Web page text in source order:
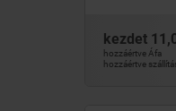
kezdet
hozzáértve Áfa
hozzáértve